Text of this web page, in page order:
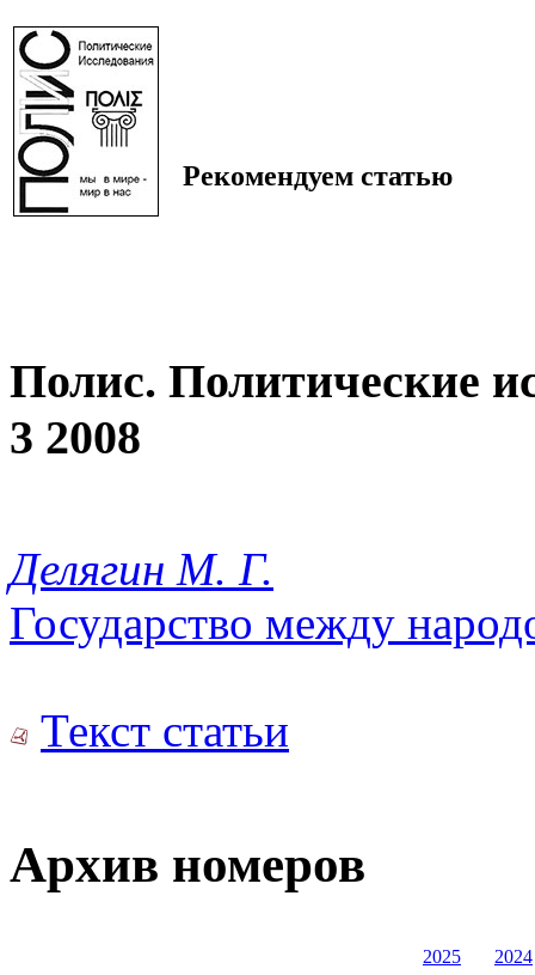
Рекомендуем статью
Полис. Политические
3 2008
Делягин М. Г.
Государство между
Текст статьи
Архив номеров
2025
2024